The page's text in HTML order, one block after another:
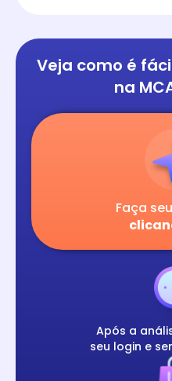
Veja como é
na
Faça
Após a
seu login e